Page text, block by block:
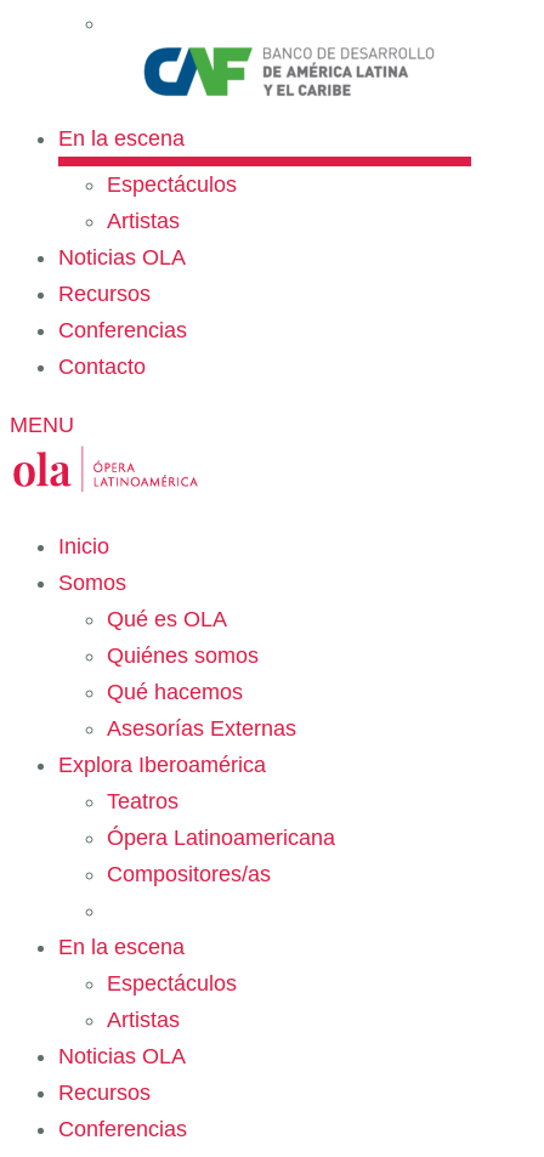
En la escena
Espectáculos
Artistas
Noticias OLA
Recursos
Conferencias
Contacto
MENU
Inicio
Somos
Qué es OLA
Quiénes somos
Qué hacemos
Asesorías Externas
Explora Iberoamérica
Teatros
Ópera Latinoamericana
Compositores/as
En la escena
Espectáculos
Artistas
Noticias OLA
Recursos
Conferencias